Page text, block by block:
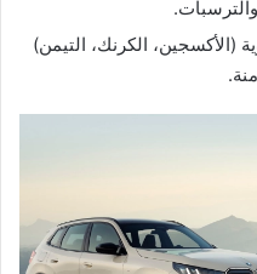
الكرنك، التيمن)